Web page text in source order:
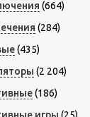
(664)
(284)
(435)
(2 204)
(186)